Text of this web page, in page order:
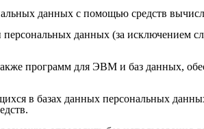
данных с помощью средств
данных (за исключением
программ для ЭВМ и баз данных,
в базах данных персональных